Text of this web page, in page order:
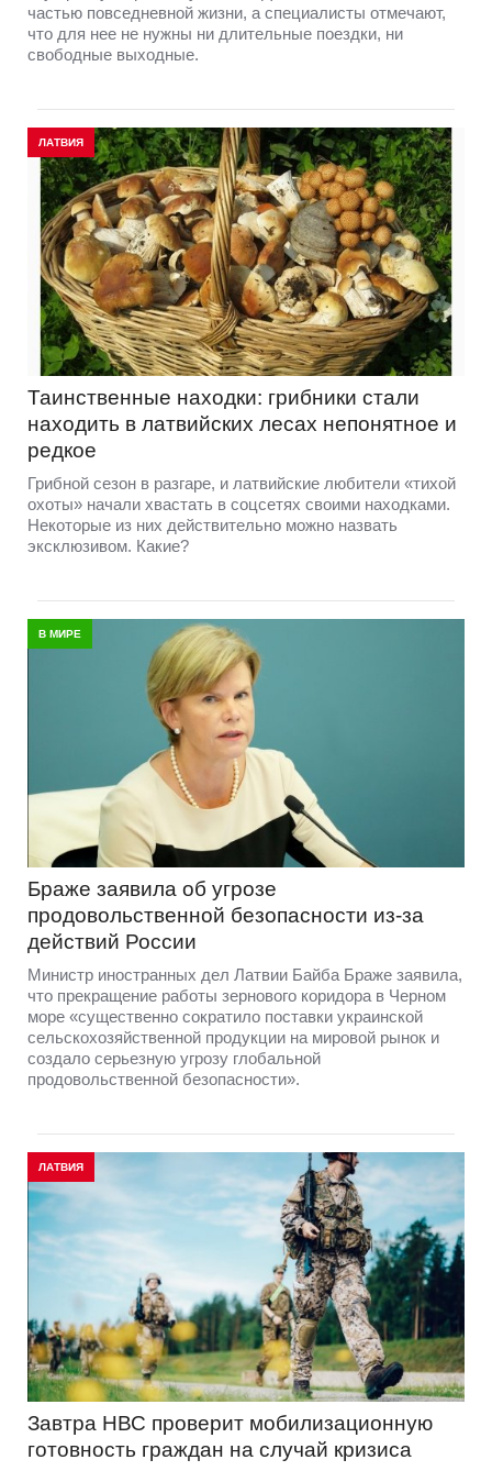
частью повседневной жизни, а специалисты отмечают,
что для нее не нужны ни длительные поездки, ни
свободные выходные.
ЛАТВИЯ
Таинственные находки: грибники стали
находить в латвийских лесах непонятное и
редкое
Грибной сезон в разгаре, и латвийские любители «тихой
охоты» начали хвастать в соцсетях своими находками.
Некоторые из них действительно можно назвать
эксклюзивом. Какие?
В МИРЕ
Браже заявила об угрозе
продовольственной безопасности из-за
действий России
Министр иностранных дел Латвии Байба Браже заявила,
что прекращение работы зернового коридора в Черном
море «существенно сократило поставки украинской
сельскохозяйственной продукции на мировой рынок и
создало серьезную угрозу глобальной
продовольственной безопасности».
ЛАТВИЯ
Завтра НВС проверит мобилизационную
готовность граждан на случай кризиса